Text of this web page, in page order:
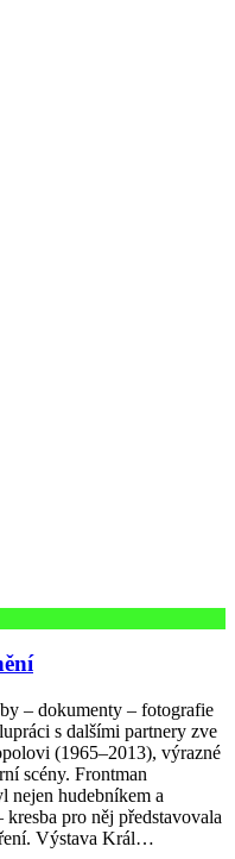
– dokumenty – fotografie
s dalšími partnery zve
(1965–2013), výrazné
scény. Frontman
nejen hudebníkem a
pro něj představovala
Výstava Král…